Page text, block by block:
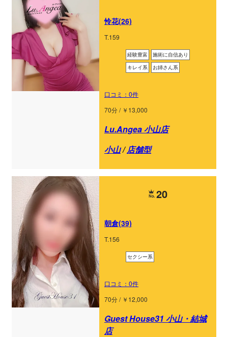
怜花(26)
T.159
経験豊富
施術に自信あり
キレイ系
お姉さん系
口コミ：0件
70分 / ￥13,000
Lu.Angea 小山店
小山/店舗型
20
朝倉(39)
T.156
セクシー系
口コミ：0件
70分 / ￥12,000
Guest House31 小山・結城
店